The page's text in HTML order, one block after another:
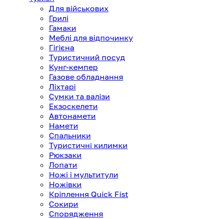
Для військових
Грилі
Гамаки
Меблі для відпочинку
Гігієна
Туристичний посуд
Кунг-кемпер
Газове обладнання
Ліхтарі
Сумки та валізи
Екзоскелети
Автонамети
Намети
Спальники
Туристичні килимки
Рюкзаки
Лопати
Ножі і мультитули
Ножівки
Кріплення Quick Fist
Сокири
Спорядження